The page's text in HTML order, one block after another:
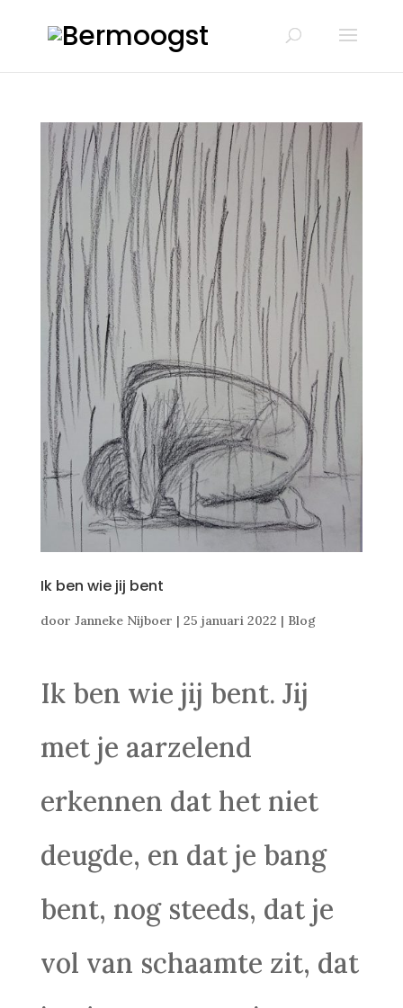
Ik ben wie jij bent
door Janneke Nijboer | 25 januari 2022 | Blog
Ik ben wie jij bent. Jij
met je aarzelend
erkennen dat het niet
deugde, en dat je bang
bent, nog steeds, dat je
vol van schaamte zit, dat